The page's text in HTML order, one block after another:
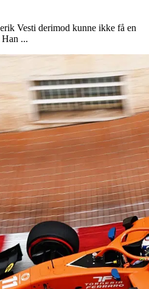
Vesti derimod kunne ikke få en
...